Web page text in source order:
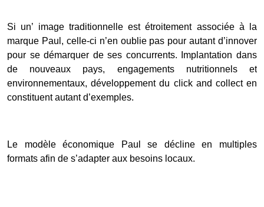
Si un’ image traditionnelle est étroitement associée à la
marque Paul, celle-ci n’en oublie pas pour autant d’innover
pour se démarquer de ses concurrents. Implantation dans
de nouveaux pays, engagements nutritionnels et
environnementaux, développement du click and collect en
constituent autant d’exemples.
Le modèle économique Paul se décline en multiples
formats afin de s’adapter aux besoins locaux.